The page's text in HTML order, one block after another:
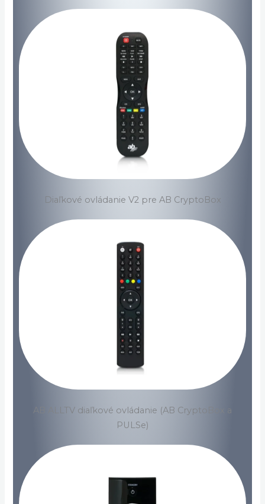
Diaľkové ovládanie V2 pre AB CryptoBox
AB ALLTV diaľkové ovládanie (AB CryptoBox a
PULSe)